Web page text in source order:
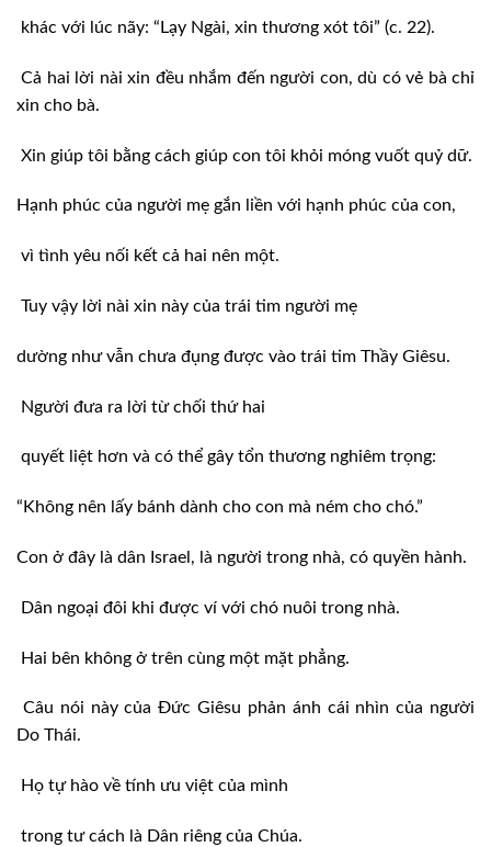
khác với lúc nãy: “Lạy Ngài, xin thương xót tôi” (c. 22).
Cả hai lời nài xin đều nhắm đến người con, dù có vẻ bà chỉ
xin cho bà.
Xin giúp tôi bằng cách giúp con tôi khỏi móng vuốt quỷ dữ.
Hạnh phúc của người mẹ gắn liền với hạnh phúc của con,
vì tình yêu nối kết cả hai nên một.
Tuy vậy lời nài xin này của trái tim người mẹ
dường như vẫn chưa đụng được vào trái tim Thầy Giêsu.
Người đưa ra lời từ chối thứ hai
quyết liệt hơn và có thể gây tổn thương nghiêm trọng:
“Không nên lấy bánh dành cho con mà ném cho chó.”
Con ở đây là dân Israel, là người trong nhà, có quyền hành.
Dân ngoại đôi khi được ví với chó nuôi trong nhà.
Hai bên không ở trên cùng một mặt phẳng.
Câu nói này của Đức Giêsu phản ánh cái nhìn của người
Do Thái.
Họ tự hào về tính ưu việt của mình
trong tư cách là Dân riêng của Chúa.